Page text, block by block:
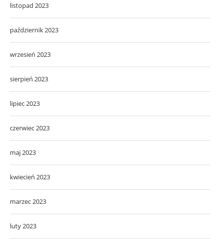
listopad 2023
październik 2023
wrzesień 2023
sierpień 2023
lipiec 2023
czerwiec 2023
maj 2023
kwiecień 2023
marzec 2023
luty 2023